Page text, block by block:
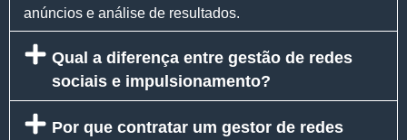
anúncios e análise de resultados.
Qual a diferença entre gestão de redes
sociais e impulsionamento?
Por que contratar um gestor de redes